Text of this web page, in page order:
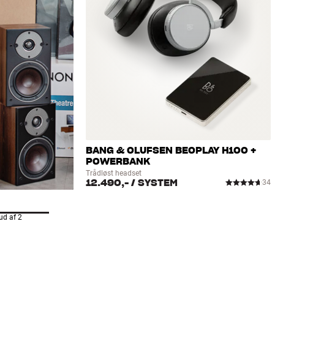
BANG & OLUFSEN BEOPLAY H100 +
POWERBANK
Trådløst headset
12.490,- / SYSTEM 34
af 2